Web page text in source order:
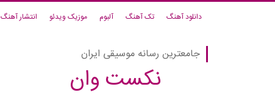
دانلود آهنگ تک آهنگ آلبوم موزیک ویدئو انتشار آهنگ
جامعترین رسانه موسیقی ایران
نکست وان